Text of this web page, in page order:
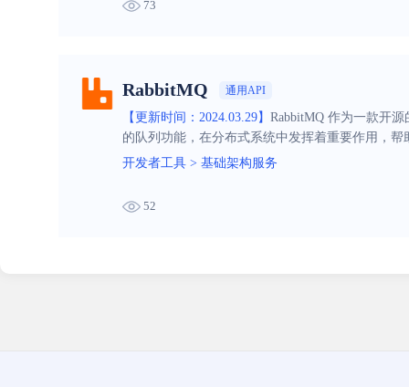
73
RabbitMQ 通用API
【更新时间：2024.03.29】 RabbitMQ 作为一款开
的队列功能，在分布式系统中发挥着重要作用，
开发者工具 > 基础架构服务
52